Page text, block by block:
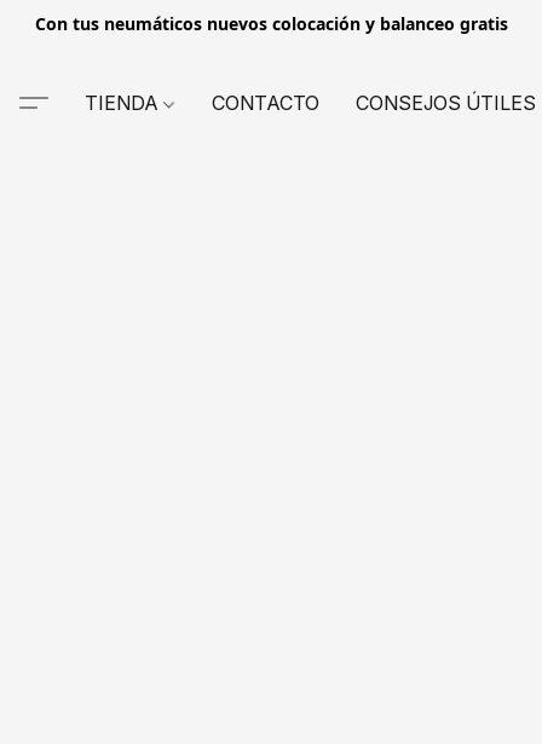
Con tus neumáticos nuevos colocación y balanceo gratis
TIENDA CONTACTO CONSEJOS ÚTILES